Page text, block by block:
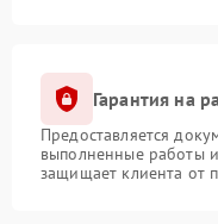
Гарантия на
Предоставляется
выполненные работы
защищает клиента от